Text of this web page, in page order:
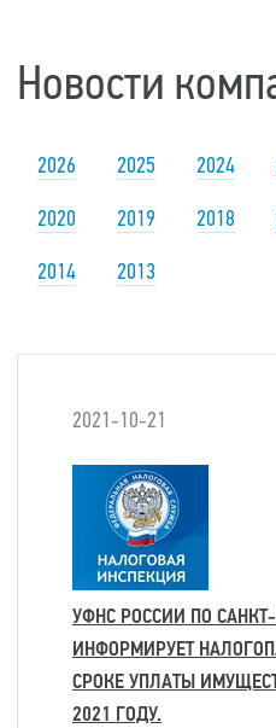
Новости
2026 2025 2024
2020 2019 2018
2014
2013
2021-10-21
УФНС РОССИИ ПО
ИНФОРМИРУЕТ
СРОКЕ УПЛАТЫ
2021 ГОДУ.